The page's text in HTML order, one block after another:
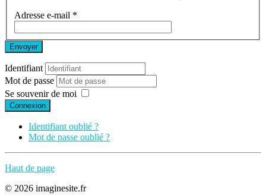
Adresse e-mail *
Envoyer
Identifiant
Mot de passe
Se souvenir de moi
Connexion
Identifiant oublié ?
Mot de passe oublié ?
Haut de page
© 2026 imaginesite.fr